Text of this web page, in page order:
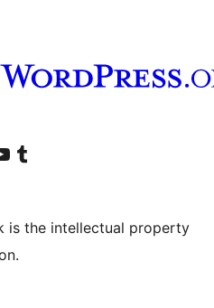
LinkedIn
de TikTok
nuestro canal de YouTube
Visita nuestra cuenta de Tumblr
is the intellectual property